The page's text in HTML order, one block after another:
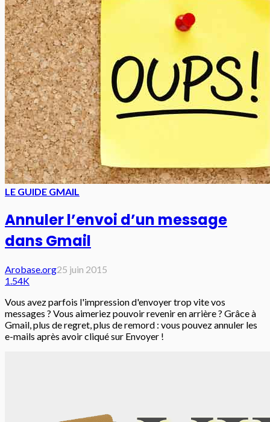
LE GUIDE GMAIL
Annuler l’envoi d’un message
dans Gmail
Arobase.org25 juin 2015
1.54K
Vous avez parfois l'impression d'envoyer trop vite vos
messages ? Vous aimeriez pouvoir revenir en arrière ? Grâce à
Gmail, plus de regret, plus de remord : vous pouvez annuler les
e-mails après avoir cliqué sur Envoyer !